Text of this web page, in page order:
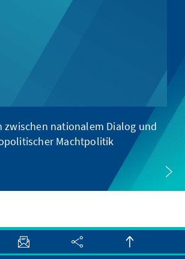
zwischen nationalem Dialog und
Machtpolitik